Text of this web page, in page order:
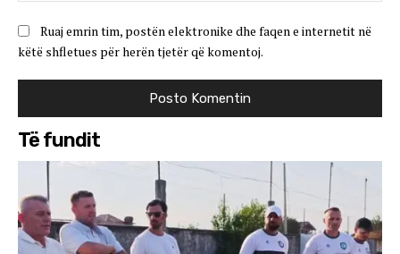
Ruaj emrin tim, postën elektronike dhe faqen e internetit në
këtë shfletues për herën tjetër që komentoj.
Të fundit